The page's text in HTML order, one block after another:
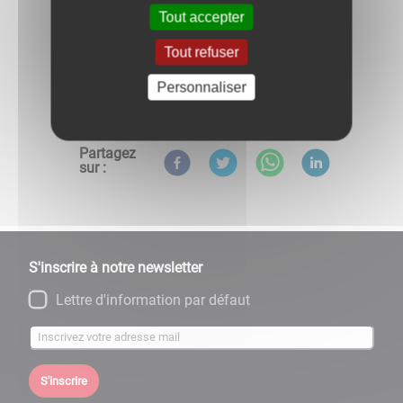
Partagez
sur :
S'inscrire à notre newsletter
Lettre d'information par défaut
S'inscrire
Tout accepter
Tout refuser
Personnaliser